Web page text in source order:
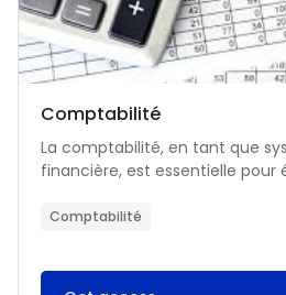
Catégorie de cours
Nom du cours
Comptabilité
Résumé du cours :
La comptabilité, en tant que
financière, est essentielle pour
Comptabilité